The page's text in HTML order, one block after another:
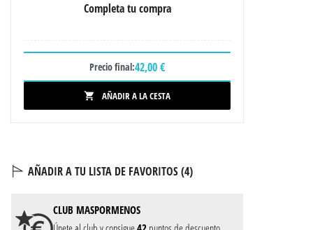
Completa tu compra
Precio final:42,00 €
 AÑADIR A LA CESTA
AÑADIR A TU LISTA DE FAVORITOS (4)
CLUB MASPORMENOS